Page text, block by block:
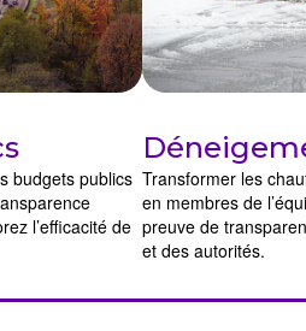
budgets publics
l’efficacité de
Transformer les
en membres de
preuve de
et des autorités.